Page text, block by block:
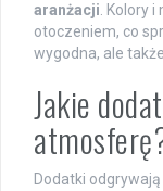
aranżacji. Kolory i
otoczeniem, co
wygodna, ale
Jakie
Dodatki